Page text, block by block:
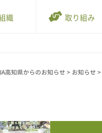
織 取り組み
高知県からのお知らせ > お知らせ >